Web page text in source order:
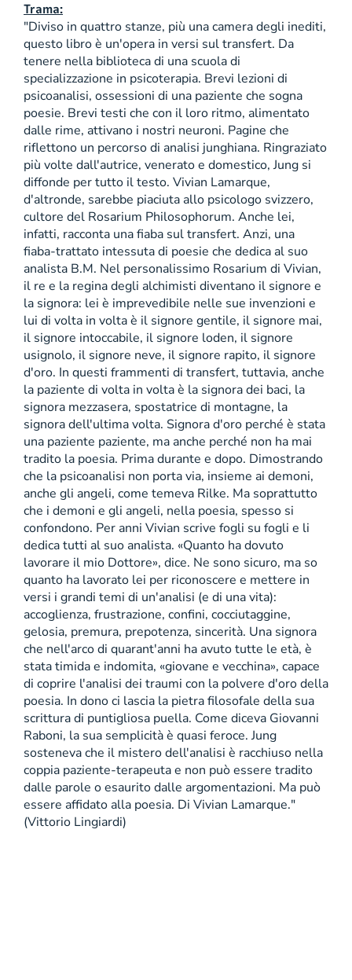
Trama:
"Diviso in quattro stanze, più una camera degli inediti,
questo libro è un'opera in versi sul transfert. Da
tenere nella biblioteca di una scuola di
specializzazione in psicoterapia. Brevi lezioni di
psicoanalisi, ossessioni di una paziente che sogna
poesie. Brevi testi che con il loro ritmo, alimentato
dalle rime, attivano i nostri neuroni. Pagine che
riflettono un percorso di analisi junghiana. Ringraziato
più volte dall'autrice, venerato e domestico, Jung si
diffonde per tutto il testo. Vivian Lamarque,
d'altronde, sarebbe piaciuta allo psicologo svizzero,
cultore del Rosarium Philosophorum. Anche lei,
infatti, racconta una fiaba sul transfert. Anzi, una
fiaba-trattato intessuta di poesie che dedica al suo
analista B.M. Nel personalissimo Rosarium di Vivian,
il re e la regina degli alchimisti diventano il signore e
la signora: lei è imprevedibile nelle sue invenzioni e
lui di volta in volta è il signore gentile, il signore mai,
il signore intoccabile, il signore loden, il signore
usignolo, il signore neve, il signore rapito, il signore
d'oro. In questi frammenti di transfert, tuttavia, anche
la paziente di volta in volta è la signora dei baci, la
signora mezzasera, spostatrice di montagne, la
signora dell'ultima volta. Signora d'oro perché è stata
una paziente paziente, ma anche perché non ha mai
tradito la poesia. Prima durante e dopo. Dimostrando
che la psicoanalisi non porta via, insieme ai demoni,
anche gli angeli, come temeva Rilke. Ma soprattutto
che i demoni e gli angeli, nella poesia, spesso si
confondono. Per anni Vivian scrive fogli su fogli e li
dedica tutti al suo analista. «Quanto ha dovuto
lavorare il mio Dottore», dice. Ne sono sicuro, ma so
quanto ha lavorato lei per riconoscere e mettere in
versi i grandi temi di un'analisi (e di una vita):
accoglienza, frustrazione, confini, cocciutaggine,
gelosia, premura, prepotenza, sincerità. Una signora
che nell'arco di quarant'anni ha avuto tutte le età, è
stata timida e indomita, «giovane e vecchina», capace
di coprire l'analisi dei traumi con la polvere d'oro della
poesia. In dono ci lascia la pietra filosofale della sua
scrittura di puntigliosa puella. Come diceva Giovanni
Raboni, la sua semplicità è quasi feroce. Jung
sosteneva che il mistero dell'analisi è racchiuso nella
coppia paziente-terapeuta e non può essere tradito
dalle parole o esaurito dalle argomentazioni. Ma può
essere affidato alla poesia. Di Vivian Lamarque."
(Vittorio Lingiardi)